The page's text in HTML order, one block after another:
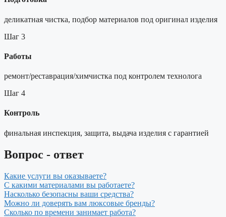
деликатная чистка, подбор материалов под оригинал изделия
Шаг 3
Работы
ремонт/реставрация/химчистка под контролем технолога
Шаг 4
Контроль
финальная инспекция, защита, выдача изделия с гарантией
Вопрос - ответ
Какие услуги вы оказываете?
С какими материалами вы работаете?
Насколько безопасны ваши средства?
Можно ли доверять вам люксовые бренды?
Сколько по времени занимает работа?